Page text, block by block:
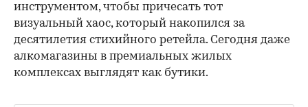
инструментом, чтобы причесать тот
визуальный хаос, который накопился за
десятилетия стихийного ретейла. Сегодня даже
алкомагазины в премиальных жилых
комплексах выглядят как бутики.